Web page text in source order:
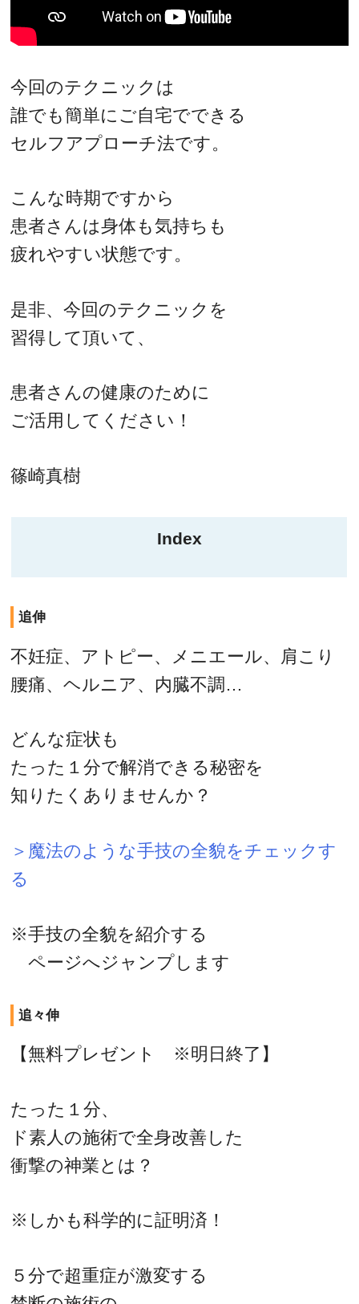
今回のテクニックは
誰でも簡単にご自宅でできる
セルフアプローチ法です。
こんな時期ですから
患者さんは身体も気持ちも
疲れやすい状態です。
是非、今回のテクニックを
習得して頂いて、
患者さんの健康のために
ご活用してください！
篠崎真樹
Index
追伸
不妊症、アトピー、メニエール、肩こり
腰痛、ヘルニア、内臓不調…
どんな症状も
たった１分で解消できる秘密を
知りたくありませんか？
＞魔法のような手技の全貌をチェックす
る
※手技の全貌を紹介する
ページへジャンプします
追々伸
【無料プレゼント ※明日終了】
たった１分、
ド素人の施術で全身改善した
衝撃の神業とは？
※しかも科学的に証明済！
５分で超重症が激変する